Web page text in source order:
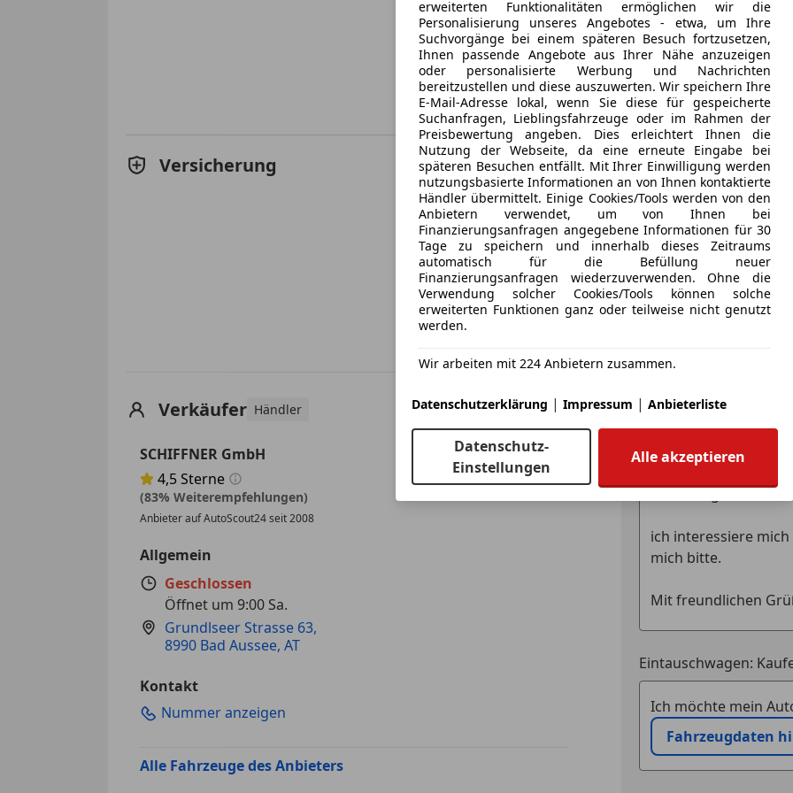
Versicherung Kfz-Versicherung
Versicherungsschutz an Ihre Bedürfnisse
Freischaden-Gutschein ab Stufe 0
Auto einfach online versichern & Rabatt holen
Verkäufer Händler
SCHIFFNER GmbH
Sternebewertung 4.5 von 5
4,5Sterne
(83% Weiterempfehlungen)
Anbieter auf AutoScout24 seit 2008
Allgemein
Geschlossen
Öffnet um 9:00 Sa.
Grundlseer Strasse 63,
8990 Bad Aussee, AT
Kontakt
Nummer anzeigen
Alle Fahrzeuge des Anbieters
Anbieter
Deine Nachricht
Eintauschwagen:
Ich möchte mein
Fahrzeugdaten
erweiterten Funktionalitäten ermöglichen wir die
Personalisierung unseres Angebotes - etwa, um Ihre
Suchvorgänge bei einem späteren Besuch fortzusetzen,
Ihnen passende Angebote aus Ihrer Nähe anzuzeigen
oder personalisierte Werbung und Nachrichten
bereitzustellen und diese auszuwerten. Wir speichern Ihre
E-Mail-Adresse lokal, wenn Sie diese für gespeicherte
Suchanfragen, Lieblingsfahrzeuge oder im Rahmen der
Preisbewertung angeben. Dies erleichtert Ihnen die
Nutzung der Webseite, da eine erneute Eingabe bei
späteren Besuchen entfällt. Mit Ihrer Einwilligung werden
nutzungsbasierte Informationen an von Ihnen kontaktierte
Händler übermittelt. Einige Cookies/Tools werden von den
Anbietern verwendet, um von Ihnen bei
Finanzierungsanfragen angegebene Informationen für 30
Tage zu speichern und innerhalb dieses Zeitraums
automatisch für die Befüllung neuer
Finanzierungsanfragen wiederzuverwenden. Ohne die
Verwendung solcher Cookies/Tools können solche
erweiterten Funktionen ganz oder teilweise nicht genutzt
werden.
Wir arbeiten mit 224 Anbietern zusammen.
Datenschutzerklärung | Impressum | Anbieterliste
Datenschutz-
Einstellungen
Alle akzeptieren